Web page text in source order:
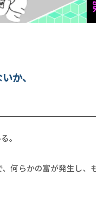
か、
。
何らかの富が発生し、